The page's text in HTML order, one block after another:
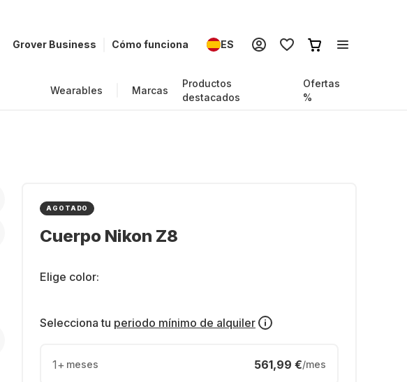
Grover Business Cómo funciona ES
Wearables Marcas
Productos
destacados
Ofertas
%
AGOTADO
Cuerpo Nikon Z8
Elige color:
Selecciona tu periodo mínimo de alquiler
1+ meses 561,99 €/mes